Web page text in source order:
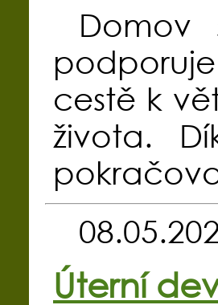
Domov
cestě k
života.
Úterní